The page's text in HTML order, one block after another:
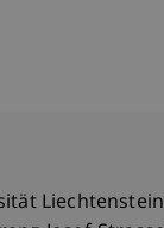
Liechtenstein